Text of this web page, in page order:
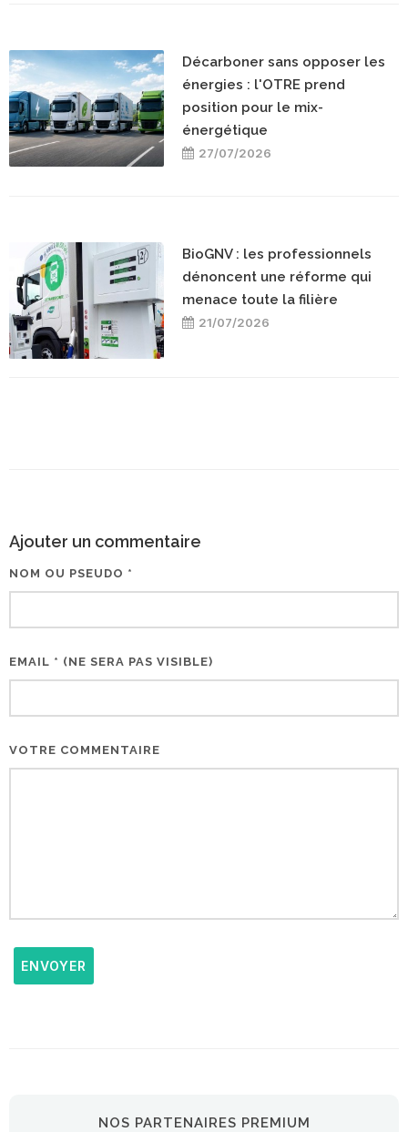
Décarboner sans opposer les
énergies : l'OTRE prend
position pour le mix-
énergétique
27/07/2026
BioGNV : les professionnels
dénoncent une réforme qui
menace toute la filière
21/07/2026
Ajouter un commentaire
NOM OU PSEUDO *
EMAIL * (NE SERA PAS VISIBLE)
VOTRE COMMENTAIRE
ENVOYER
NOS PARTENAIRES PREMIUM